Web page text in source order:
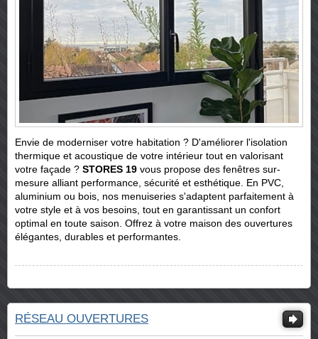
Envie de moderniser votre habitation ? D'améliorer l'isolation
thermique et acoustique de votre intérieur tout en valorisant
votre façade ? STORES 19 vous propose des fenêtres sur-
mesure alliant performance, sécurité et esthétique. En PVC,
aluminium ou bois, nos menuiseries s'adaptent parfaitement à
votre style et à vos besoins, tout en garantissant un confort
optimal en toute saison. Offrez à votre maison des ouvertures
élégantes, durables et performantes.
RÉSEAU OUVERTURES